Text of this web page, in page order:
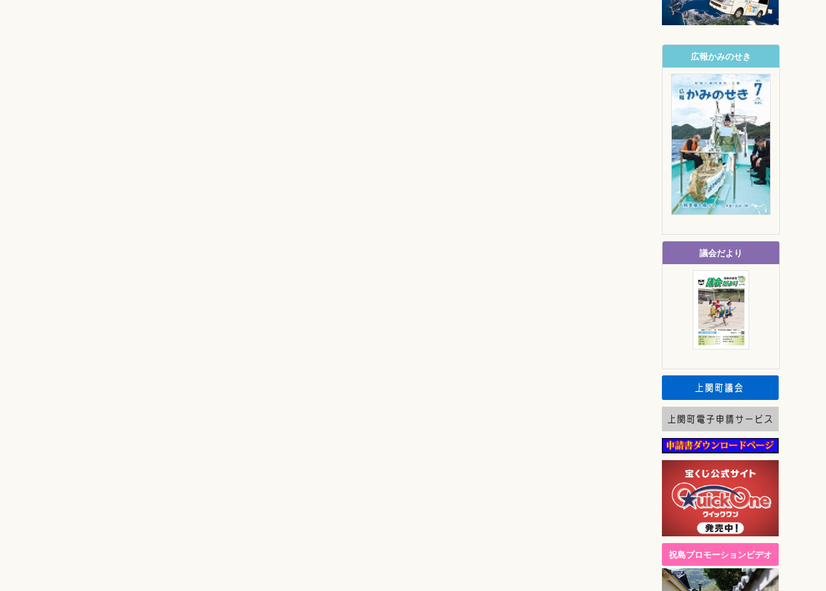
広報かみのせき
議会だより
祝島プロモーションビデオ